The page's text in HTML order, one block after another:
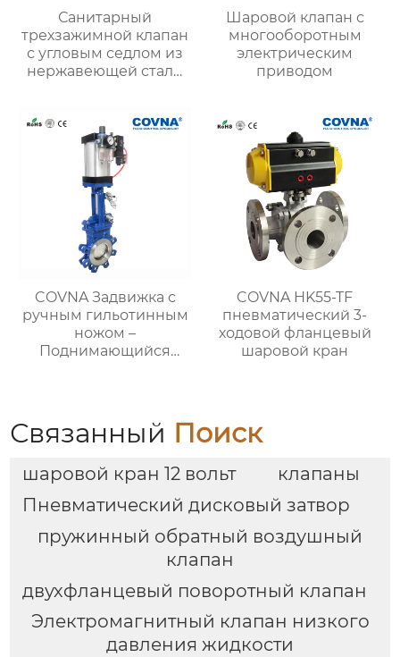
Санитарный
трехзажимной клапан
с угловым седлом из
нержавеющей стали
Шаровой клапан с
многооборотным
электрическим
приводом
COVNA Задвижка с
ручным гильотинным
ножом –
Поднимающийся
COVNA HK55-TF
пневматический 3-
ходовой фланцевый
шаровой кран
Связанный Поиск
шаровой кран 12 вольт
клапаны
Пневматический дисковый затвор
пружинный обратный воздушный
клапан
двухфланцевый поворотный клапан
Электромагнитный клапан низкого
давления жидкости